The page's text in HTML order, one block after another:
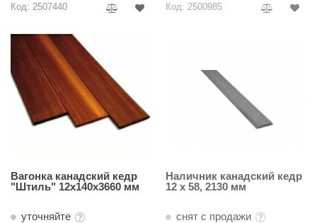
Код: 2507440
Вагонка канадский кедр
"Штиль" 12х140х3660 мм
уточняйте
Код: 2500985
Наличник канадский кедр
12 х 58, 2130 мм
снят с продажи